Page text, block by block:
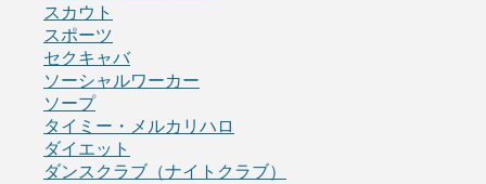
スカウト
スポーツ
セクキャバ
ソーシャルワーカー
ソープ
タイミー・メルカリハロ
ダイエット
ダンスクラブ（ナイトクラブ）